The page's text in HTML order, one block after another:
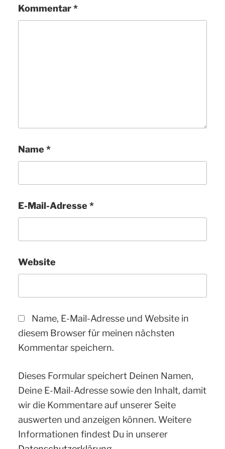
Kommentar*
Name *
E-Mail-Adresse *
Website
Name, E-Mail-Adresse und Website in
diesem Browser für meinen nächsten
Kommentar speichern.
Dieses Formular speichert Deinen Namen,
Deine E-Mail-Adresse sowie den Inhalt, damit
wir die Kommentare auf unserer Seite
auswerten und anzeigen können. Weitere
Informationen findest Du in unserer